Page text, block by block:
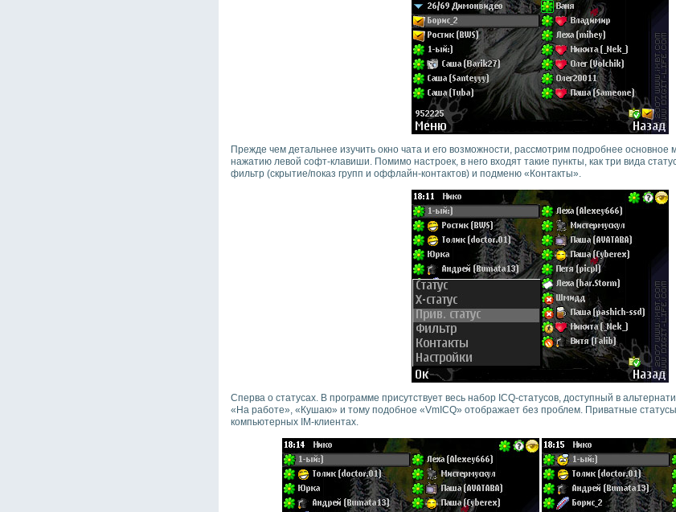
Прежде чем детальнее изучить окно чата и его возможности, рассмотрим подробнее
нажатию левой софт-клавиши. Помимо настроек, в него входят такие пункты, как три вида
фильтр (скрытие/показ групп и оффлайн-контактов) и подменю «Контакты».
Сперва о статусах. В программе присутствует весь набор ICQ-статусов, доступный в
«На работе», «Кушаю» и тому подобное «VmICQ» отображает без проблем. Приватные
компьютерных IM-клиентах.